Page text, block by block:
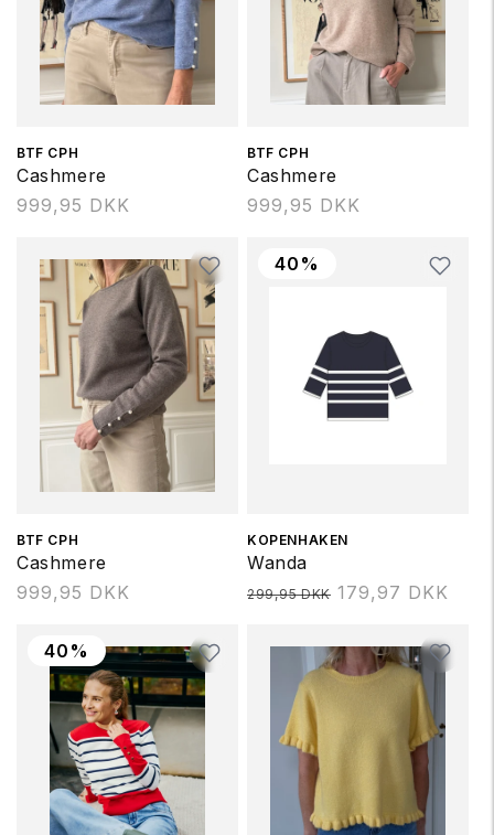
Forhandler:
BTF CPH
Cashmere
Normalpris
999,95 DKK
Forhandler:
BTF CPH
Cashmere
Normalpris
999,95 DKK
Forhandler:
BTF CPH
Cashmere
Normalpris
999,95 DKK
40%
Forhandler:
KOPENHAKEN
Wanda
Normalpris
299,95 DKK 179,97 DKK
40%